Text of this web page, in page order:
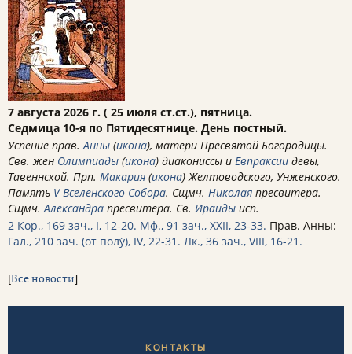
7 августа 2026 г. ( 25 июля ст.ст.), пятница.
Седмица 10-я по Пятидесятнице. День постный.
Успение прав.Анны (икона), матери Пресвятой Богородицы.
Свв. жен Олимпиады (икона) диакониссы и Евпраксии девы,
Тавеннской. Прп. Макария (икона) Желтоводского, Унженского.
Память V Вселенского Собора. Сщмч. Николая пресвитера.
Сщмч.Александра пресвитера. Св. Ираиды исп.
2 Кор., 169 зач., I, 12-20. Мф., 91 зач., XXII, 23-33. Прав. Анны:
Гал., 210 зач. (от полу́), IV, 22-31. Лк., 36 зач., VIII, 16-21.
[Все новости]
КОНТАКТЫ